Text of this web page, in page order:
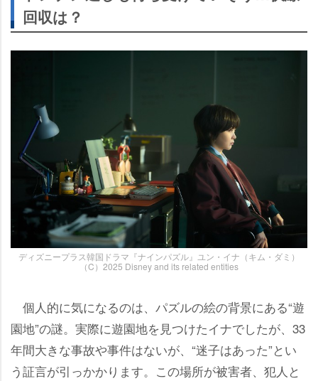
回収は？
ディズニープラス韓国ドラマ『ナインパズル』ユン・イナ（キム・ダミ）
（C）2025 Disney and its related entities
個人的に気になるのは、パズルの絵の背景にある“遊
園地”の謎。実際に遊園地を見つけたイナでしたが、33
年間大きな事故や事件はないが、“迷子はあった”とい
う証言が引っかかります。この場所が被害者、犯人と